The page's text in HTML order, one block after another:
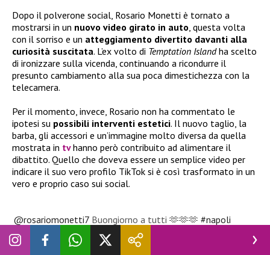
Dopo il polverone social, Rosario Monetti è tornato a
mostrarsi in un nuovo video girato in auto, questa volta
con il sorriso e un atteggiamento divertito davanti alla
curiosità suscitata. L’ex volto di Temptation Islandha scelto
di ironizzare sulla vicenda, continuando a ricondurre il
presunto cambiamento alla sua poca dimestichezza con la
telecamera.
Per il momento, invece, Rosario non ha commentato le
ipotesi su possibili interventi estetici. Il nuovo taglio, la
barba, gli accessori e un’immagine molto diversa da quella
mostrata in tvhanno però contribuito ad alimentare il
dibattito. Quello che doveva essere un semplice video per
indicare il suo vero profilo TikTok si è così trasformato in un
vero e proprio caso sui social.
@rosariomonetti7 Buongiorno a tutti 🫶🫶🫶#napoli
#perte
#fyp ♬ Universo – Saymon Cleiton